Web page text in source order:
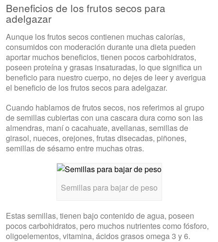
Beneficios de los frutos secos para
adelgazar
Aunque los frutos secos contienen muchas calorías,
consumidos con moderación durante una dieta pueden
aportar muchos beneficios, tienen pocos carbohidratos,
poseen proteína y grasas insaturadas, lo que significa un
beneficio para nuestro cuerpo, no dejes de leer y averigua
el beneficio de los frutos secos para adelgazar.
Cuando hablamos de frutos secos, nos referimos al grupo
de semillas cubiertas con una cascara dura como son las
almendras, maní o cacahuate, avellanas, semillas de
girasol, nueces, orejones, frutas disecadas, piñones,
semillas de sésamo entre muchas otras.
Semillas para bajar de peso
Estas semillas, tienen bajo contenido de agua, poseen
pocos carbohidratos, pero muchos nutrientes como fósforo,
oligoelementos, vitamina, ácidos grasos omega 3 y 6.